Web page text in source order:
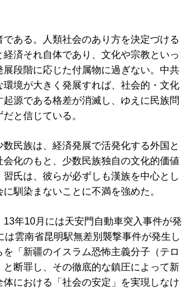
ある。人類社会のあり方を決定づける
済それ自体であり、文化や宗教といっ
展段階に応じた付属物に過ぎない。中共
環境が大きく発展すれば、社会的・文化
起源である格差が消滅し、ゆえに民族問
と信じている。
民族は、経済発展で活発化する外国と
会化のもと、少数民族独自の文化的価値
氏は、彼らが必ずしも漢族を中心とし
馴染まないことに不満を強めた。
年10月には天安門自動車突入事件が発
は雲南省昆明駅無差別襲撃事件が発生し
を「新疆のイスラム恐怖主義分子（テロ
と断罪し、その徹底的な鎮圧によって新
体における「社会の安定」を実現しなけ